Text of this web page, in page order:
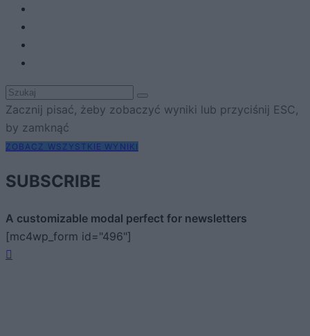
Zacznij pisać, żeby zobaczyć wyniki lub przyciśnij ESC,
by zamknąć
ZOBACZ WSZYSTKIE WYNIKI
SUBSCRIBE
A customizable modal perfect for newsletters
[mc4wp_form id="496"]